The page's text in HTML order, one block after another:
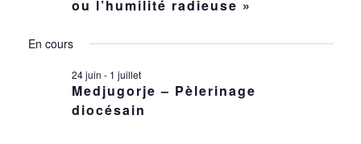
VUES
ou l’humilité radieuse »
En cours
Medjugorje – Pèlerinage
diocésain
24 juin - 1 juillet